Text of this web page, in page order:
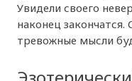
Увидели своего
наконец
тревожные мысли